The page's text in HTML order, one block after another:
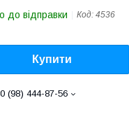
до відправки Код: 4536
Купити
(98) 444-87-56